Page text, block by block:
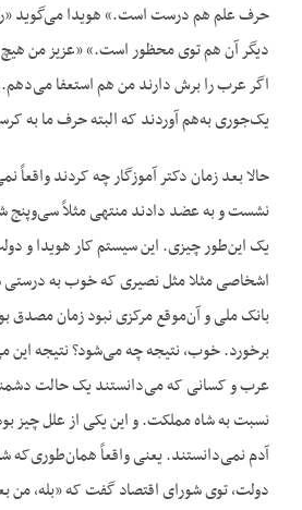
حرف علم هم درست است.» هویدا می‌گوید
دیگر آن هم توی محظور است.» «عزیز من
اگر عرب را برش دارند من هم استعفا می‌دهم.»
یک‌جوری به‌هم آوردند که البته حرف ما به
حالا بعد زمان دکتر آموزگار چه کردند
نشست و به عضد دادند منتهی مثلاً سی‌وپنج
یک این‌طور چیزی. این سیستم کار هویدا و
اشخاصی مثلا مثل نصیری که خوب به
بانک ملی و آن‌موقع مرکزی نبود زمان مصدق
برخورد. خوب، نتیجه چه می‌شود؟ نتیجه
عرب و کسانی که می‌دانستند یک حالت
نسبت به شاه مملکت. و این یکی از علل چیز
آدم نمی‌دانستند. یعنی واقعاً همان‌طوری‌که